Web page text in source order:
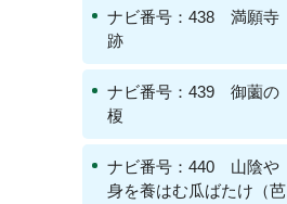
ナビ番号：438 満願寺
跡
ナビ番号：439 御薗の
榎
ナビ番号：440 山陰や
身を養はむ瓜ばたけ（芭